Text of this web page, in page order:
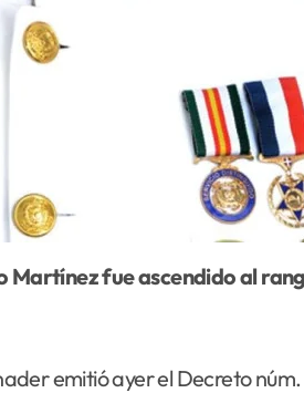
emitió ayer el Decreto